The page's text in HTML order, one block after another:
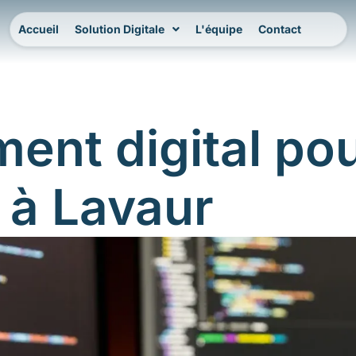
Accueil Solution Digitale L'équipe Contact
digital
Lavaur